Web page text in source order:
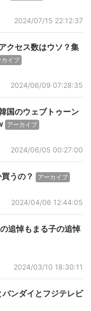
2024/07/15 22:12:37
クセス数はウソ？集
カイブ
2024/06/09 07:28:35
国のウェブトゥーン
アーカイブ
2024/06/05 00:27:00
うの？ アーカイブ
2024/04/06 12:44:05
追悼もまる子の追悼
2024/03/10 18:30:11
ンダイとフジテレビ